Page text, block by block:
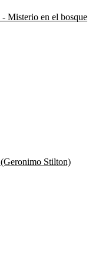
Misterio en el bosque
Stilton)